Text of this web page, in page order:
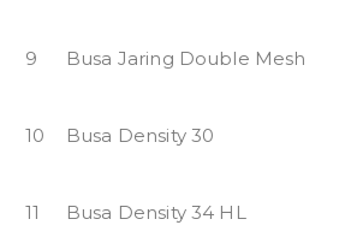
9
Busa Jaring Double Mesh
10
Busa Density 30
11
Busa Density 34 HL